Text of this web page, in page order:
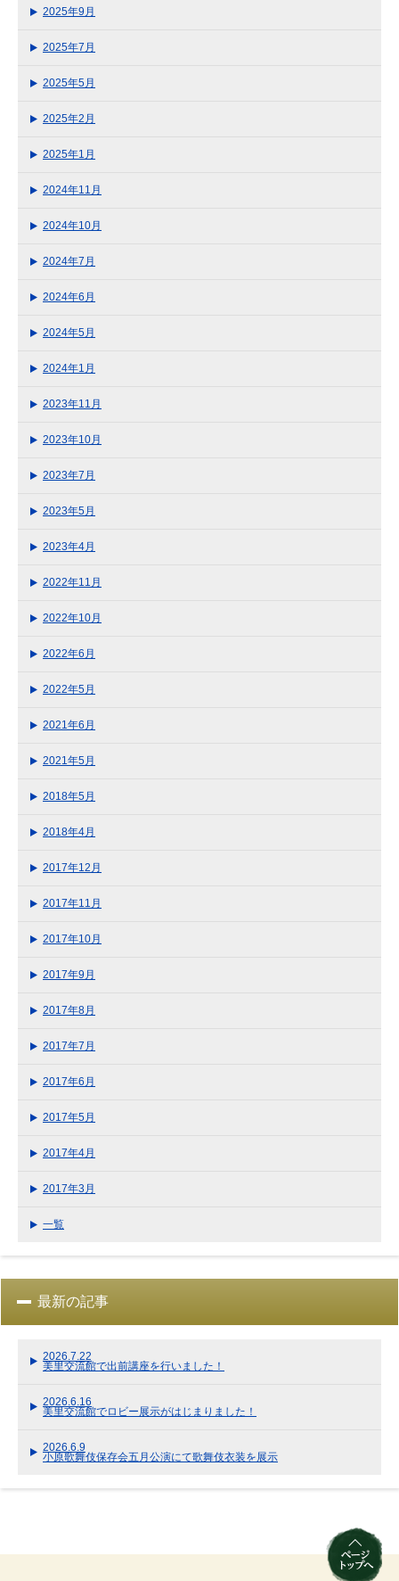
2025年9月
2025年7月
2025年5月
2025年2月
2025年1月
2024年11月
2024年10月
2024年7月
2024年6月
2024年5月
2024年1月
2023年11月
2023年10月
2023年7月
2023年5月
2023年4月
2022年11月
2022年10月
2022年6月
2022年5月
2021年6月
2021年5月
2018年5月
2018年4月
2017年12月
2017年11月
2017年10月
2017年9月
2017年8月
2017年7月
2017年6月
2017年5月
2017年4月
2017年3月
一覧
最新の記事
2026.7.22
美里交流館で出前講座を行いました！
2026.6.16
美里交流館でロビー展示がはじまりました！
2026.6.9
小原歌舞伎保存会五月公演にて歌舞伎衣装を展示